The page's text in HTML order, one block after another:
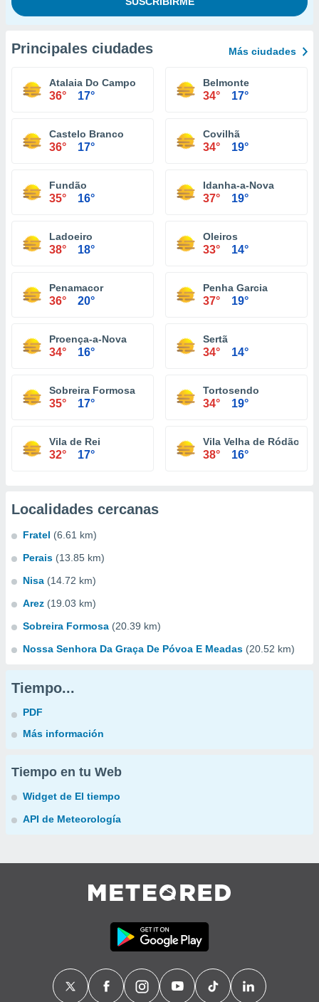
Principales ciudades Más ciudades
Atalaia Do Campo
36° 17°
Belmonte
34° 17°
Castelo Branco
36° 17°
Covilhã
34° 19°
Fundão
35° 16°
Idanha-a-Nova
37° 19°
Ladoeiro
38° 18°
Oleiros
33° 14°
Penamacor
36° 20°
Penha Garcia
37° 19°
Proença-a-Nova
34° 16°
Sertã
34° 14°
Sobreira Formosa
35° 17°
Tortosendo
34° 19°
Vila de Rei
32° 17°
Vila Velha de Ródão
38° 16°
Localidades cercanas
Fratel (6.61 km)
Perais (13.85 km)
Nisa (14.72 km)
Arez (19.03 km)
Sobreira Formosa (20.39 km)
Nossa Senhora Da Graça De Póvoa E Meadas (20.52 km)
Tiempo...
PDF
Más información
Tiempo en tu Web
Widget de El tiempo
API de Meteorología